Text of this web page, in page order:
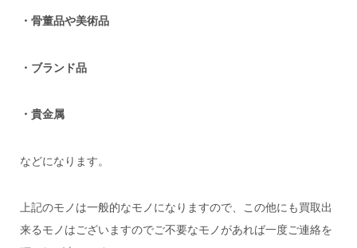
・骨董品や美術品
・ブランド品
・貴金属
などになります。
上記のモノは一般的なモノになりますので、この他にも買取出
来るモノはございますのでご不要なモノがあれば一度ご連絡を